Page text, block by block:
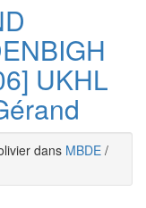
UKHL
dans MBDE /